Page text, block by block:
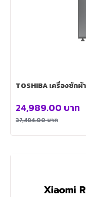
TOSHIBA เครื่องซักผ้
37,484.00บาท
24,989.00 บาท